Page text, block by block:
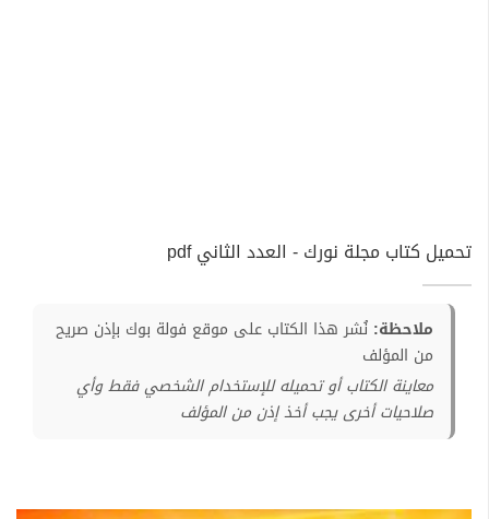
تحميل كتاب مجلة نورك - العدد الثاني pdf
ملاحظة: نُشر هذا الكتاب على موقع فولة بوك بإذن صريح
من المؤلف
معاينة الكتاب أو تحميله للإستخدام الشخصي فقط وأي
صلاحيات أخرى يجب أخذ إذن من المؤلف